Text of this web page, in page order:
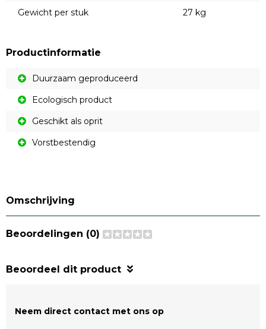
Gewicht per stuk
27 kg
Productinformatie
Duurzaam geproduceerd
Ecologisch product
Geschikt als oprit
Vorstbestendig
Omschrijving
Beoordelingen (0)
Beoordeel dit product
Neem direct contact met ons op